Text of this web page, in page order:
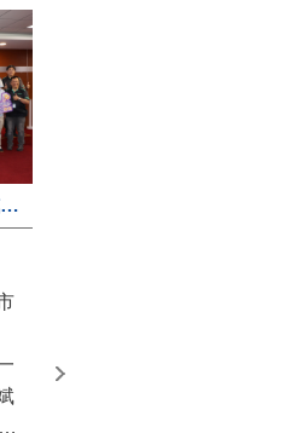
網路取代馬路 打造主動式數位便民服務 苗栗便民快e通 2.0智慧升級啟用
運作，這是鄉內第6個、全